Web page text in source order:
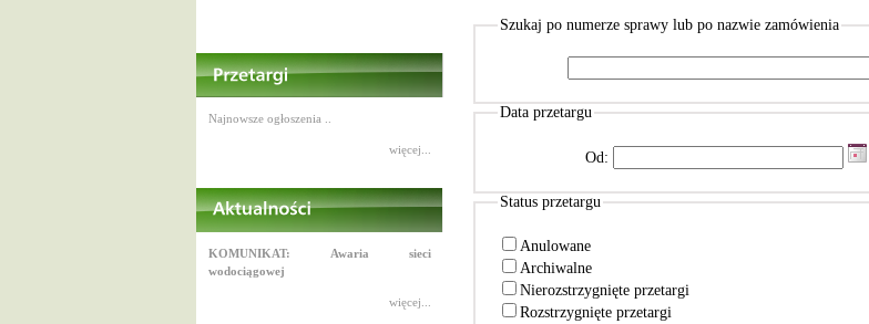
Najnowsze ogłoszenia ..
więcej...
KOMUNIKAT: Awaria sieci
wodociągowej
więcej...
Szukaj po numerze sprawy lub po nazwie zamówienia
Data przetargu
Od:
Status przetargu
Anulowane
Archiwalne
Nierozstrzygnięte przetargi
Rozstrzygnięte przetargi